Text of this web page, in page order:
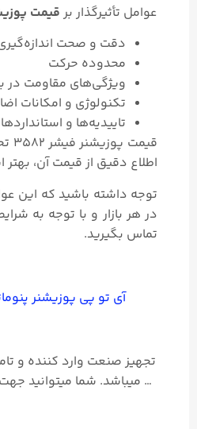
عوامل تأثیرگذار برقیمت
دقت و صحت
محدوده حرکت
ویژگی‌های مقاومت در
تکنولوژی و امکانات
تاییدیه‌ها و استانداردها
اطلاع دقیق از قیمت آن،
در هر بازار و با توجه به
تماس بگیرید.
آی تو پی پوزیشنر
تجهیز صنعت وارد کننده و
… میباشد. شما میتوانید